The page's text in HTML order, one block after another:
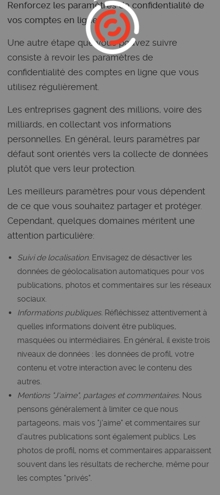
Renforcez les paramètres de confidentialité de
vos comptes en ligne
Une autre étape que vous pouvez suivre
consiste à revoir les paramètres de
confidentialité des comptes en ligne que vous
utilisez régulièrement.
Les entreprises gagnent des millions, voire des
milliards, en collectant vos informations
personnelles. En général, leurs paramètres par
défaut sont orientés vers la collecte de données
plutôt que vers leur protection.
Les meilleurs paramètres pour vous dépendent
de ce que vous souhaitez partager et protéger.
Cependant, quelques domaines méritent une
attention particulière:
Suivi de localisation. Envisagez de désactiver les
données de géolocalisation automatiques pour vos
publications, photos et commentaires sur les réseaux
sociaux.
Informations publiques. Réfléchissez attentivement à
quelles informations doivent être publiques,
masquées ou intermédiaires. En général, il existe trois
niveaux de données : les données de profil, votre
contenu et votre interaction avec le contenu des
autres.
Mentions "J'aime", partages et commentaires. Nous
pensons généralement à limiter ce que nous
partageons, mais vos "j'aime" et commentaires sur
d'autres publications sont également publics. Les
photos de profil, noms et commentaires apparaissent
souvent dans les résultats de recherche, même pour
les comptes "privés".